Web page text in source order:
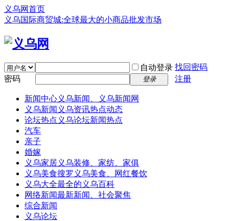
义乌网首页
义乌国际商贸城:全球最大的小商品批发市场
自动登录 找回密码
密码
登录 注册
新闻中心义乌新闻、义乌新闻网
义乌新闻 义乌资讯热点动态
论坛热点 义乌论坛新闻热点
汽车
亲子
婚嫁
义乌家居义乌装修、家纺、家俱
义乌美食搜罗义乌美食、网红餐饮
义乌大全最全的义乌百科
网络新闻最新新闻、社会聚焦
综合新闻
义乌论坛